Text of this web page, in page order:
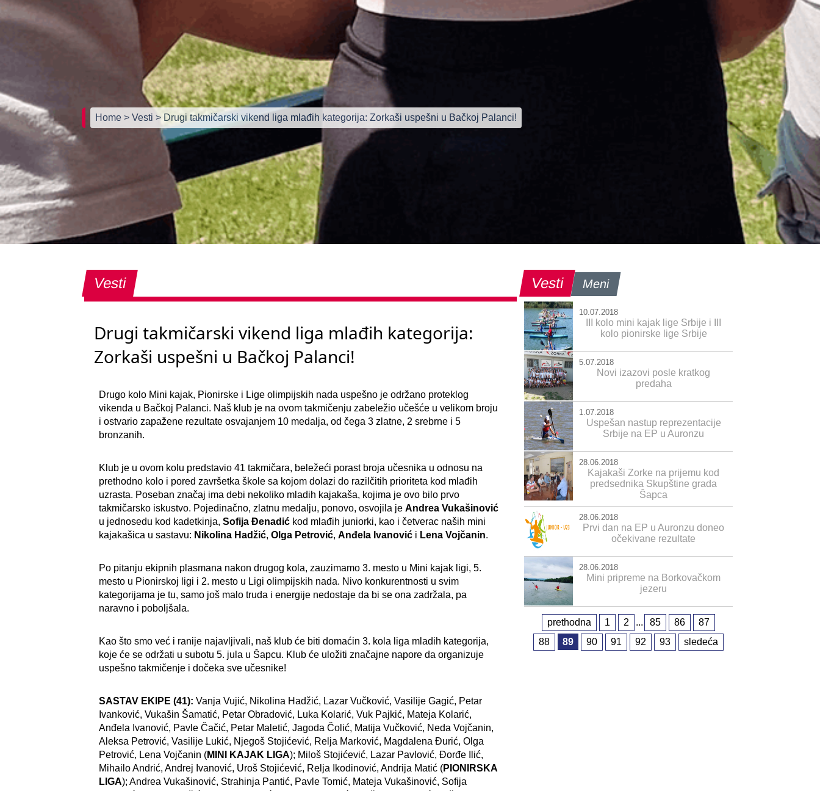
Home> Vesti> Drugi takmičarski vikend liga mlađih kategorija: Zorkaši uspešni u Bačkoj Palanci!
Vesti
Drugi takmičarski vikend liga mlađih kategorija:
Zorkaši uspešni u Bačkoj Palanci!
Drugo kolo Mini kajak, Pionirske i Lige olimpijskih nada uspešno je održano proteklog
vikenda u Bačkoj Palanci. Naš klub je na ovom takmičenju zabeležio učešće u velikom broju
i ostvario zapažene rezultate osvajanjem 10 medalja, od čega 3 zlatne, 2 srebrne i 5
bronzanih.
Klub je u ovom kolu predstavio 41 takmičara, beležeći porast broja učesnika u odnosu na
prethodno kolo i pored završetka škole sa kojom dolazi do razilčitih prioriteta kod mlađih
uzrasta. Poseban značaj ima debi nekoliko mladih kajakaša, kojima je ovo bilo prvo
takmičarsko iskustvo. Pojedinačno, zlatnu medalju, ponovo, osvojila jeAndrea Vukašinović
u jednosedu kod kadetkinja,Sofija Đenadić kod mlađih juniorki, kao i četverac naših mini
kajakašica u sastavu: Nikolina Hadžić,Olga Petrović,Anđela Ivanović i Lena Vojčanin.
Po pitanju ekipnih plasmana nakon drugog kola, zauzimamo 3. mesto u Mini kajak ligi, 5.
mesto u Pionirskoj ligi i 2. mesto u Ligi olimpijskih nada. Nivo konkurentnosti u svim
kategorijama je tu, samo još malo truda i energije nedostaje da bi se ona zadržala, pa
naravno i poboljšala.
Kao što smo već i ranije najavljivali, naš klub će biti domaćin 3. kola liga mladih kategorija,
koje će se održati u subotu 5. jula u Šapcu. Klub će uložiti značajne napore da organizuje
uspešno takmičenje i dočeka sve učesnike!
SASTAV EKIPE (41):Vanja Vujić, Nikolina Hadžić, Lazar Vučković, Vasilije Gagić, Petar
Ivanković, Vukašin Šamatić, Petar Obradović, Luka Kolarić, Vuk Pajkić, Mateja Kolarić,
Anđela Ivanović, Pavle Čačić, Petar Maletić, Jagoda Čolić, Matija Vučković, Neda Vojčanin,
Aleksa Petrović, Vasilije Lukić, Njegoš Stojićević, Relja Marković, Magdalena Đurić, Olga
Petrović, Lena Vojčanin (MINI KAJAK LIGA); Miloš Stojićević, Lazar Pavlović, Đorđe Ilić,
Mihailo Andrić, Andrej Ivanović, Uroš Stojićević, Relja Ikodinović, Andrija Matić (PIONIRSKA
LIGA); Andrea Vukašinović, Strahinja Pantić, Pavle Tomić, Mateja Vukašinović, Sofija
Vesti Meni
10.07.2018
III kolo mini kajak lige Srbije i III
kolo pionirske lige Srbije
5.07.2018
Novi izazovi posle kratkog
predaha
1.07.2018
Uspešan nastup reprezentacije
Srbije na EP u Auronzu
28.06.2018
Kajakaši Zorke na prijemu kod
predsednika Skupštine grada
Šapca
28.06.2018
Prvi dan na EP u Auronzu doneo
očekivane rezultate
28.06.2018
Mini pripreme na Borkovačkom
jezeru
prethodna 1 2 ... 85 86
87
88
89 90 91 92 93 sledeća